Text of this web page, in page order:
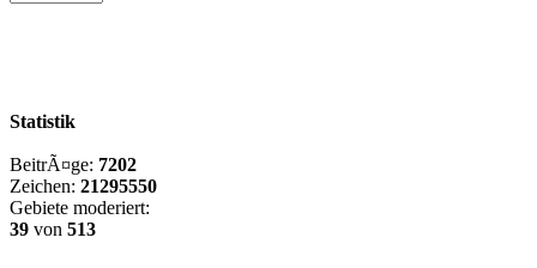
Statistik
BeitrÃ¤ge: 7202
Zeichen: 21295550
Gebiete moderiert:
39 von 513